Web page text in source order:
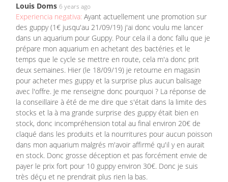
Louis Doms 6 years ago
Experiencia negativa: Ayant actuellement une promotion sur
des guppy (1€ jusqu'au 21/09/19) j'ai donc voulu me lancer
dans un aquarium pour Guppy. Pour cela il a donc fallu que je
prépare mon aquarium en achetant des bactéries et le
temps que le cycle se mettre en route, cela m'a donc prit
deux semaines. Hier (le 18/09/19) je retourne en magasin
pour acheter mes guppy et la surprise plus aucun balisage
avec l'offre. Je me renseigne donc pourquoi ? La réponse de
la conseillaire à été de me dire que s'était dans la limite des
stocks et la à ma grande surprise des guppy était bien en
stock, donc incompréhension total au final environ 20€ de
claqué dans les produits et la nourritures pour aucun poisson
dans mon aquarium malgrés m'avoir affirmé qu'il y en aurait
en stock. Donc grosse déception et pas forcément envie de
payer le prix fort pour 10 guppy environ 30€. Donc je suis
très déçu et ne prendrait plus rien la bas.